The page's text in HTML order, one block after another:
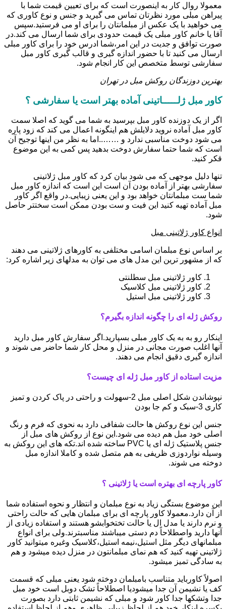
معمولا روال کار به اینصورت است که برای تعیین قیمت شما با
پیراهن مبلی مورد نظرتان تماس می گیرید و جنس و نوع کاوری که
می خواهید با یک عکس از مبلمانتان را برای او می فرستید.سپس
آقا یا خانم کاور مبلی یک قیمت حدودی برای شما ارسال می کند.در
صورت توافق و جدیت در این امر،شما ادرس خود را برای کاور مبلی
ارسال می کنید تا با حضور اندازه گیری و قالب گیری کاور مبل
سفارشی توسط متخصص این کار انجام شود.
بهترین دوزندگان روکش مبل در تهران
کاور مبل ژلـــــاتینی آماده بهتر است یا سفارشی ؟
اگر از یک دوزنده کاور مبل بپرسید به شما می گوید که اصلا سمت
کاور مبل آماده نروید دلایلش هم اینگونه اعمال می کند که زود پاره
می شود دوخت مناسبی ندارد و ……..اما به نظر من اینها توجیح آن
است که شما حتما سفارش دوخت بدهید پس کمی به این موضوع
قکر کنید.
تنها دلیل موجهی که می شود بیان کرد که کاور مبل ژلاتینی
سفارشی بهتر از آماده بودن آن است این است که اندازه کاور مبل
شما ست مبلمانتان خواهد بود و این یعنی زیبایی.در واقع اگر کاور
مبل آماده تهیه کنید این فیت و ست بودن ممکن است سختتر حاصل
شود.
انواع کاور ژلاتینی مبل
بر اساس نوع مبلمان اسامی مختلفی به کاورهای ژلاتینی می دهند
که از مشهور ترین این مدل های می توان به مدلهای زیر اشاره کرد:
کاور ژلاتینی مبل سطلنتی
کاور ژلاتینی مبل کلاسیک
کاور ژلاتینی مبل استیل
روکش ژله ای را چگونه اندازه بگیرم؟
اینکار رو به به یک کاور مبلی بسپارید.اگر سفارش کاور مبل دارید
آنها اغلب صورت مجانی در منزل و محل کار شما حاضر می شوند و
اندازه گیری دقیق انجام می دهند.
مزیت استاده از کاور مبل ژله ای چیست؟
نپوشاندن شکل اصلی مبل 2-سهولت و راحتی در پاک کردن و تمیز
کاری 3-سبک و کم جا بودن
جنس این نوع روکش ها حالت شفافی دارد به نحوی که فرم و رنگ
اصلی خود مبل هم دیده می شود.این نوع از روکش های مبل از
جنس پلاستیک ژله ای یا PVC ساخته شده اند.تکه های این روکش به
وسیله نواردوزی ظریفی به هم متصل شده و کاملا اندازه مبل
دوخته می شوند.
کاور پارچه ای بهتره است یا ژلاتینی ؟
این موضوع بستگی زیاد به نوع مبلمان و انتظار و نحوه استفاده شما
از آن دارد.معمولا کاور پارچه ای برای مبلمان هایی که حالت راحتی
و نرم دارند یا مدل ال یا حالت تختخوابشو هستند و استفاده زیادی از
آنها دارید واصطلاحاً دم دستی میباشند مناسبترند.ولی برای انواع
مبلمانهای دیگر مثل استیل،نیمه استیل،کلاسیک وغیره میتوانید کاور
ژلاتینی تهیه کنید که هم نمای مبلمانتون در منزل دیده میشود و هم
به سادگی تمیز میشود.
اصولاً کاورباید متناسب بامبلمان دوخته شود یعنی مبلی که قسمت
کف یا نشیمن آن جدا میشودیا اصطلاحاً تشک دوبل است خود مبل
جدا وتشکها جدا کاور شود و مبلی که نشیمن ثابتی دارد بصورت